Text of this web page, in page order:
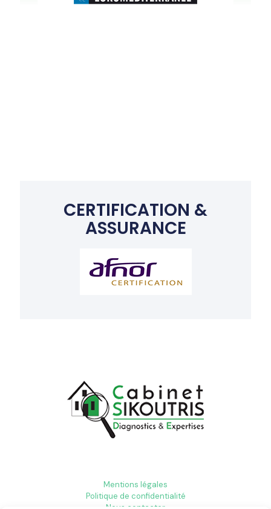
CERTIFICATION &
ASSURANCE
Mentions légales
Politique de confidentialité